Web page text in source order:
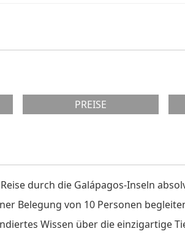
PREISE
durch die Galápagos-Inseln
Belegung von 10 Personen
Wissen über die einzigartige